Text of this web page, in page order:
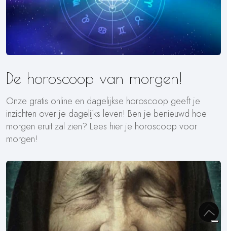
De horoscoop van morgen!
Onze gratis online en dagelijkse horoscoop geeft je
inzichten over je dagelijks leven! Ben je benieuwd hoe
morgen eruit zal zien? Lees hier je horoscoop voor
morgen!